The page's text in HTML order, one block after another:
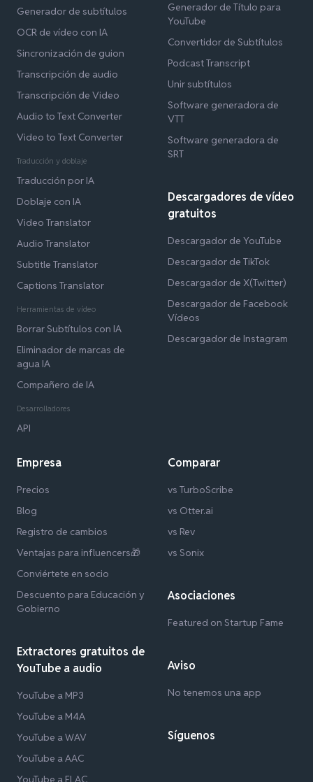
Generador de subtítulos
OCR de vídeo con IA
Sincronización de guion
Transcripción de audio
Transcripción de Video
Audio to Text Converter
Video to Text Converter
Traducción y doblaje
Traducción por IA
Doblaje con IA
Video Translator
Audio Translator
Subtitle Translator
Captions Translator
Herramientas de vídeo
Borrar Subtítulos con IA
Eliminador de marcas de
agua IA
Compañero de IA
Desarrolladores
API
Generador de Título para
YouTube
Convertidor de Subtítulos
Podcast Transcript
Unir subtítulos
Software generadora de
VTT
Software generadora de
SRT
Descargadores de vídeo
gratuitos
Descargador de YouTube
Descargador de TikTok
Descargador de X(Twitter)
Descargador de Facebook
Vídeos
Descargador de Instagram
Empresa
Precios
Blog
Registro de cambios
Ventajas para influencers🎁
Conviértete en socio
Descuento para Educación y
Gobierno
Extractores gratuitos de
YouTube a audio
YouTube a MP3
YouTube a M4A
YouTube a WAV
YouTube a AAC
YouTube a FLAC
Comparar
vs TurboScribe
vs Otter.ai
vs Rev
vs Sonix
Asociaciones
Featured on Startup Fame
Aviso
No tenemos una app
Síguenos